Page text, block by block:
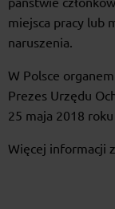
miejsca pracy lub
naruszenia.
W Polsce
Prezes Urzędu
25 maja 2018 roku
Więcej informacji